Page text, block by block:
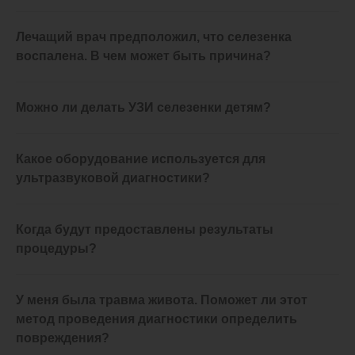
Лечащий врач предположил, что селезенка
воспалена. В чем может быть причина?
Обычно причина воспаления связана с
выявить не только воспаление, но и сделать
предположения на разрыв или инфаркт селезенки.
Можно ли делать УЗИ селезенки детям?
Какое оборудование используется для
ультразвуковой диагностики?
Когда будут предоставлены результаты
процедуры?
завершения обследования.
У меня была травма живота. Поможет ли этот
метод проведения диагностики определить
повреждения?